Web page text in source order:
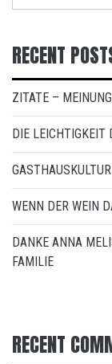
RECENT
ZITATE –
DIE LEICHTIGKEIT
WENN DER WEIN
DANKE ANNA
FAMILIE
RECENT